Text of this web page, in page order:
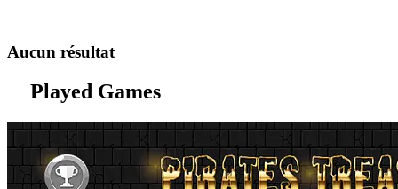
Aucun résultat
Played Games